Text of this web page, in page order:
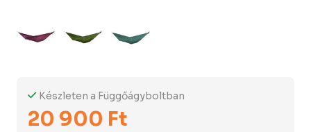
Készleten a Függőágyboltban
20 900 Ft